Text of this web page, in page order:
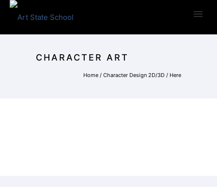
CHARACTER ART
Home / Character Design 2D/3D / Here